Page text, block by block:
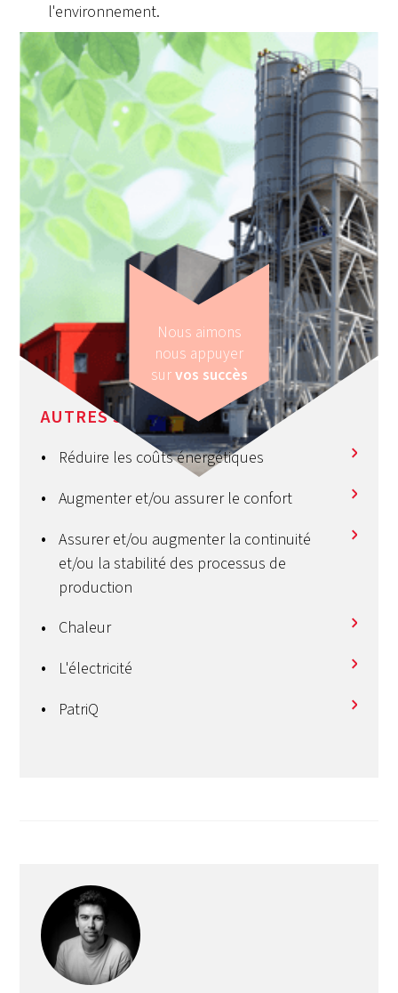
Nous aimons
nous appuyer
survos succès
AUTRES SERVICES
Réduire les coûts énergétiques
Augmenter et/ou assurer le confort
Assurer et/ou augmenter la continuité
et/ou la stabilité des processus de
production
Chaleur
L'électricité
PatriQ
l'environnement.